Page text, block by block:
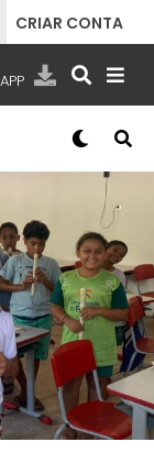
CRIAR CONTA
APP TV SBT